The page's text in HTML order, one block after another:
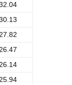
27.82
26.47
26.14
25.94